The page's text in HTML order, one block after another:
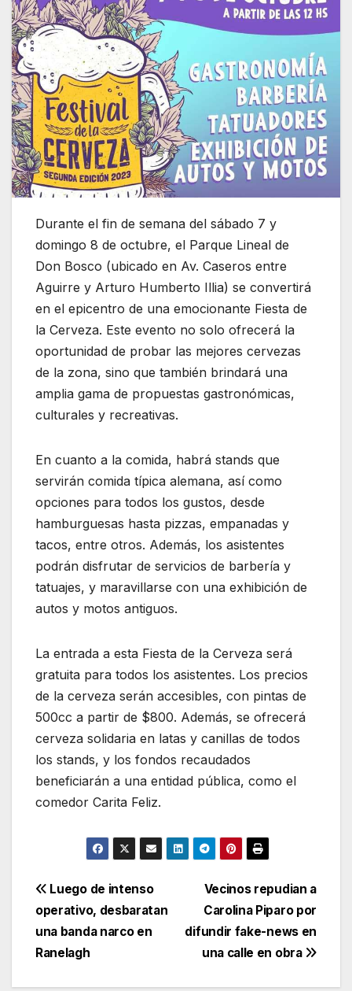
Durante el fin de semana del sábado 7 y
domingo 8 de octubre, el Parque Lineal de
Don Bosco (ubicado en Av. Caseros entre
Aguirre y Arturo Humberto Illia) se convertirá
en el epicentro de una emocionante Fiesta de
la Cerveza. Este evento no solo ofrecerá la
oportunidad de probar las mejores cervezas
de la zona, sino que también brindará una
amplia gama de propuestas gastronómicas,
culturales y recreativas.
En cuanto a la comida, habrá stands que
servirán comida típica alemana, así como
opciones para todos los gustos, desde
hamburguesas hasta pizzas, empanadas y
tacos, entre otros. Además, los asistentes
podrán disfrutar de servicios de barbería y
tatuajes, y maravillarse con una exhibición de
autos y motos antiguos.
La entrada a esta Fiesta de la Cerveza será
gratuita para todos los asistentes. Los precios
de la cerveza serán accesibles, con pintas de
500cc a partir de $800. Además, se ofrecerá
cerveza solidaria en latas y canillas de todos
los stands, y los fondos recaudados
beneficiarán a una entidad pública, como el
comedor Carita Feliz.
Vecinos repudian a
Carolina Piparo por
difundir fake-news en
una calle en obra
Luego de intenso
operativo, desbaratan
una banda narco en
Ranelagh